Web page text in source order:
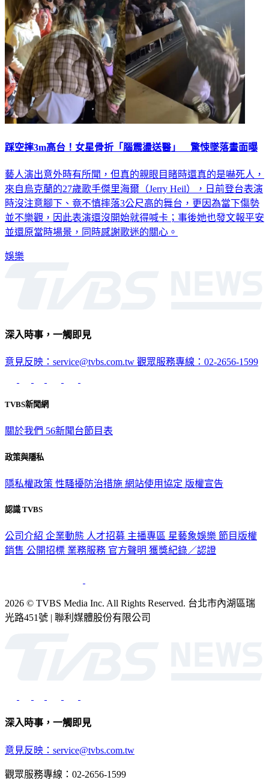
踩空摔3m高台！女星骨折「腦震盪送醫」 驚悚墜落畫面曝
藝人演出意外時有所聞，但真的親眼目睹時還真的是嚇死人，
來自烏克蘭的27歲歌手傑里海爾（Jerry Heil），日前登台表演
時沒注意腳下、竟不慎摔落3公尺高的舞台，更因為當下傷勢
並不樂觀，因此表演還沒開始就得喊卡；事後她也發文報平安
並還原當時場景，同時感謝歌迷的關心。
娛樂
深入時事，一觸即見
意見反映：service@tvbs.com.tw 觀眾服務專線：02-2656-1599
TVBS新聞網
關於我們 56新聞台節目表
政策與隱私
隱私權政策 性騷擾防治措施 網站使用協定 版權宣告
認識 TVBS
公司介紹 企業動態 人才招募 主播專區 星藝象娛樂 節目版權
銷售 公開招標 業務服務 官方聲明 獲獎紀錄／認證
2026 © TVBS Media Inc. All Rights Reserved. 台北市內湖區瑞
光路451號 | 聯利媒體股份有限公司
深入時事，一觸即見
意見反映：service@tvbs.com.tw
觀眾服務專線：02-2656-1599